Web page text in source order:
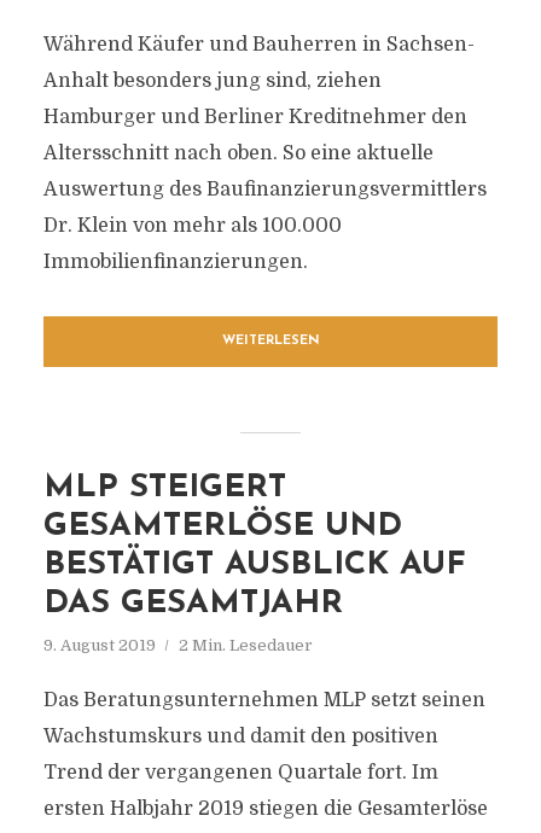
Während Käufer und Bauherren in Sachsen-
Anhalt besonders jung sind, ziehen
Hamburger und Berliner Kreditnehmer den
Altersschnitt nach oben. So eine aktuelle
Auswertung des Baufinanzierungsvermittlers
Dr. Klein von mehr als 100.000
Immobilienfinanzierungen.
WEITERLESEN
MLP STEIGERT
GESAMTERLÖSE UND
BESTÄTIGT AUSBLICK AUF
DAS GESAMTJAHR
9. August 2019 2 Min. Lesedauer
Das Beratungsunternehmen MLP setzt seinen
Wachstumskurs und damit den positiven
Trend der vergangenen Quartale fort. Im
ersten Halbjahr 2019 stiegen die Gesamterlöse